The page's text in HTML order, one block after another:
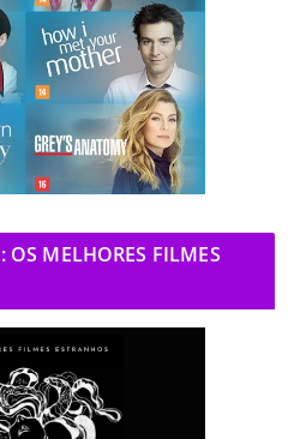
MELHORES FILMES